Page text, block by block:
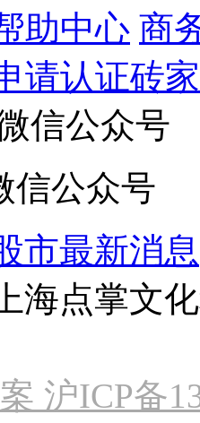
助中心 商
请认证砖家
信公众号
市最新消息
上海点掌文
沪ICP备